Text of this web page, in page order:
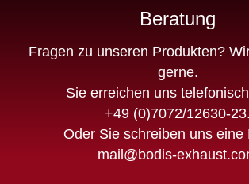
Beratung
Fragen zu unseren Produkten?
gerne.
Sie erreichen uns
+49 (0)7072/12630-23.
Oder Sie schreiben uns eine
mail@bodis-